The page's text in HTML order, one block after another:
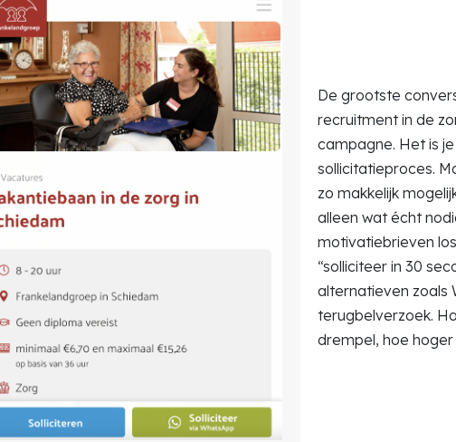
De grootste
recruitment in de
campagne. Het is je
sollicitatieproces.
zo makkelijk
alleen wat écht
motivatiebrieven
“solliciteer in 30
alternatieven zoals
terugbelverzoek.
drempel, hoe